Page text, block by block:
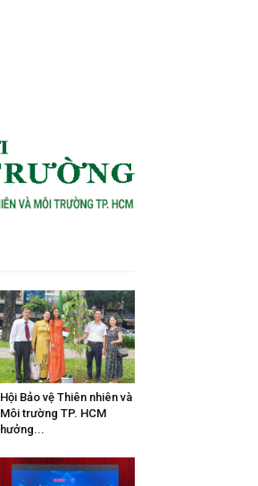
Hội Bảo vệ Thiên nhiên và
Môi trường TP. HCM
hưởng...